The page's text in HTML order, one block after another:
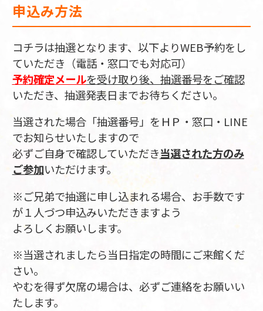
申込み方法
コチラは抽選となります、以下よりWEB予約をし
ていただき（電話・窓口でも対応可）
予約確定メールを受け取り後、抽選番号をご確認
いただき、抽選発表日までお待ちください。
当選された場合「抽選番号」をＨＰ・窓口・LINE
でお知らせいたしますので
必ずご自身で確認していただき当選された方のみ
ご参加いただけます。
※ご兄弟で抽選に申し込まれる場合、お手数です
が１人づつ申込みいただきますよう
よろしくお願いします。
※当選されましたら当日指定の時間にご来館くだ
さい。
やむを得ず欠席の場合は、必ずご連絡をお願いい
たします。